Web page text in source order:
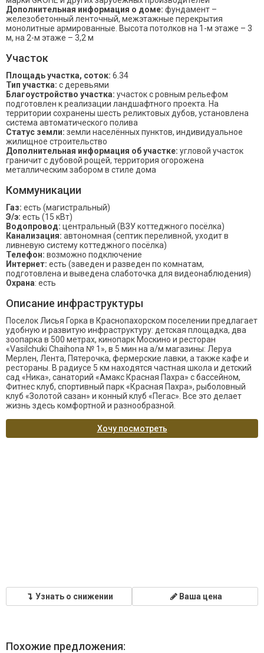
Дополнительная информация о доме: фундамент –
железобетонный ленточный, межэтажные перекрытия
монолитные армированные. Высота потолков на 1-м этаже – 3
м, на 2-м этаже – 3,2 м
Участок
Площадь участка, соток: 6.34
Тип участка: с деревьями
Благоустройство участка: участок с ровным рельефом
подготовлен к реализации ландшафтного проекта. На
территории сохранены шесть реликтовых дубов, установлена
система автоматического полива
Статус земли: земли населённых пунктов, индивидуальное
жилищное строительство
Дополнительная информация об участке: угловой участок
граничит с дубовой рощей, территория огорожена
металлическим забором в стиле дома
Коммуникации
Газ: есть (магистральный)
Э/э: есть (15 кВт)
Водопровод: центральный (ВЗУ коттеджного посёлка)
Канализация: автономная (септик переливной, уходит в
ливневую систему коттеджного посёлка)
Телефон: возможно подключение
Интернет: есть (заведен и разведен по комнатам,
подготовлена и выведена слаботочка для видеонаблюдения)
Охрана: есть
Описание инфраструктуры
Поселок Лисья Горка в Краснопахорском поселении предлагает
удобную и развитую инфраструктуру: детская площадка, два
зоопарка в 500 метрах, кинопарк Москино и ресторан
«Vasilchuki Chaihona № 1», в 5 мин на а/м магазины: Леруа
Мерлен, Лента, Пятерочка, фермерские лавки, а также кафе и
рестораны. В радиусе 5 км находятся частная школа и детский
сад «Ника», санаторий «Амакс Красная Пахра» с бассейном,
Фитнес клуб, спортивный парк «Красная Пахра», рыболовный
клуб «Золотой сазан» и конный клуб «Пегас». Все это делает
жизнь здесь комфортной и разнообразной.
Хочу посмотреть
Узнать о снижении Ваша цена
Похожие предложения: